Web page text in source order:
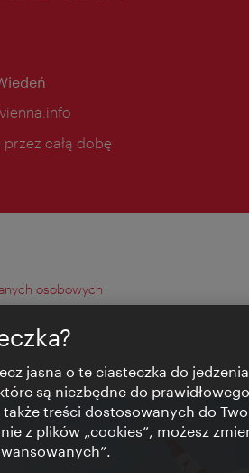
całą dobę
osobowych
jasna o te ciasteczka do
są niezbędne do
treści dostosowanych do
z plików „cookies”, możesz